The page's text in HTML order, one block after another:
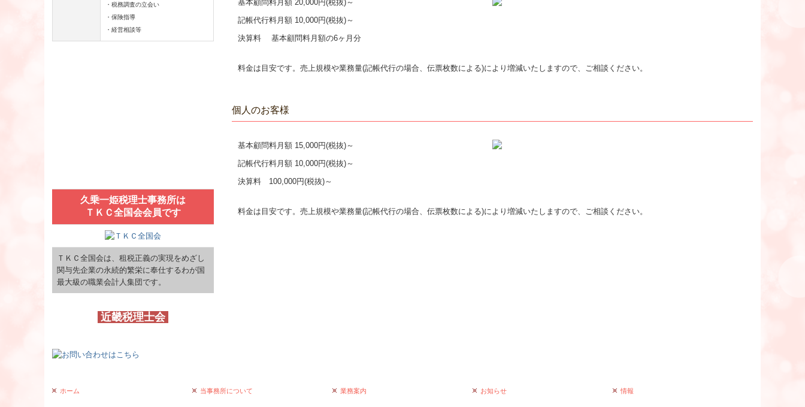
・税務調査の立会い
・保険指導
・経営相談等
久乗一姫税理士事務所は
ＴＫＣ全国会会員です
ＴＫＣ全国会は、租税正義の実現をめざし
関与先企業の永続的繁栄に奉仕するわが国
最大級の職業会計人集団です。
近畿税理士会
基本顧問料月額 20,000円(税抜)～
記帳代行料月額 10,000円(税抜)～
決算料 基本顧問料月額の6ヶ月分
料金は目安です。売上規模や業務量(記帳代行の場合、伝票枚数による)により増減いたしますので、ご相談ください。
個人のお客様
基本顧問料月額 15,000円(税抜)～
記帳代行料月額 10,000円(税抜)～
決算料 100,000円(税抜)～
料金は目安です。売上規模や業務量(記帳代行の場合、伝票枚数による)により増減いたしますので、ご相談ください。
ホーム 当事務所について 業務案内 お知らせ 情報